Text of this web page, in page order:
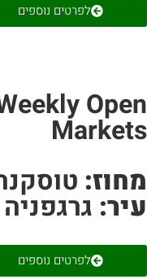
לפרטים נוספים
Weekly
טוסקנה
גרגפניה
לפרטים נוספים